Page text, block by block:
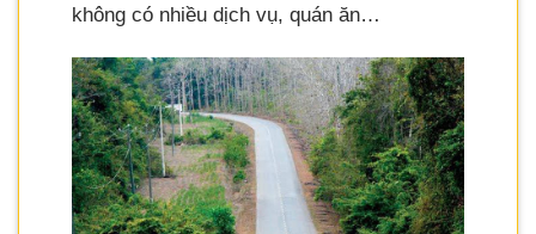
không có nhiều dịch vụ, quán ăn…